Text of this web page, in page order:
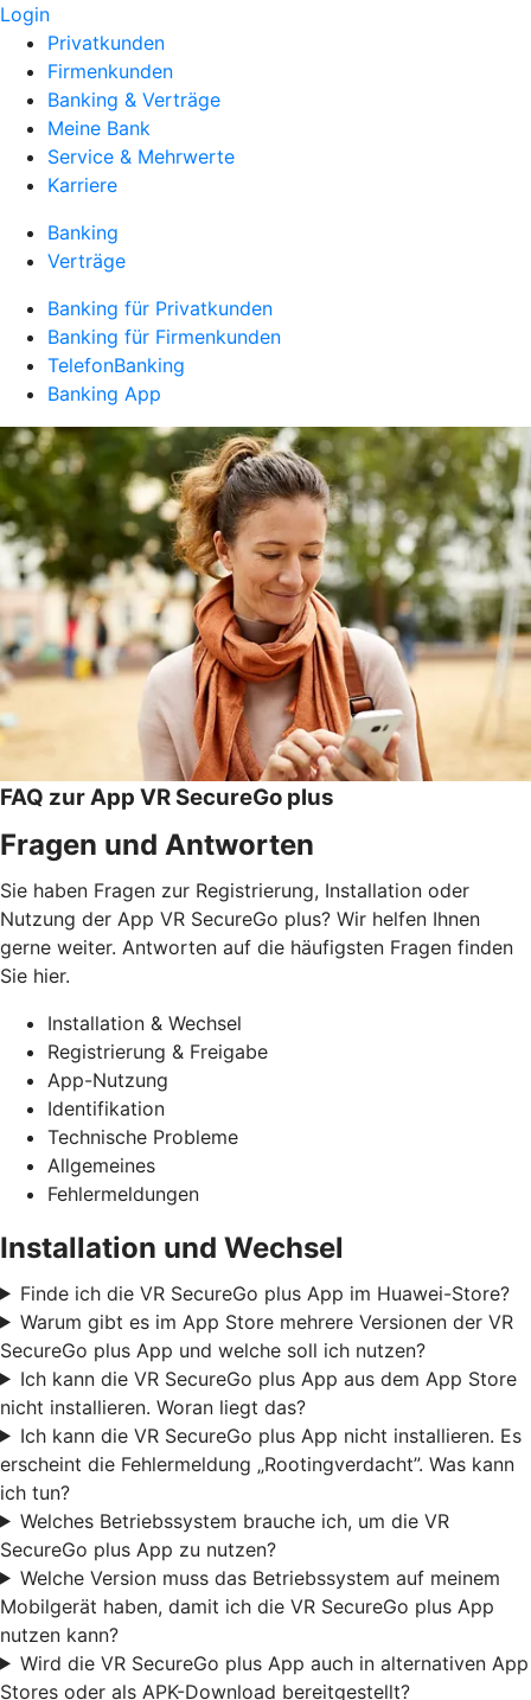
Login
Privatkunden
Firmenkunden
Banking & Verträge
Meine Bank
Service & Mehrwerte
Karriere
Banking
Verträge
Banking für Privatkunden
Banking für Firmenkunden
TelefonBanking
Banking App
FAQ zur App VR SecureGo plus
Fragen und Antworten
Sie haben Fragen zur Registrierung, Installation oder
Nutzung der App VR SecureGo plus? Wir helfen Ihnen
gerne weiter. Antworten auf die häufigsten Fragen finden
Sie hier.
Installation & Wechsel
Registrierung & Freigabe
App-Nutzung
Identifikation
Technische Probleme
Allgemeines
Fehlermeldungen
Installation und Wechsel
Finde ich die VR SecureGo plus App im Huawei-Store?
Warum gibt es im App Store mehrere Versionen der VR
SecureGo plus App und welche soll ich nutzen?
Ich kann die VR SecureGo plus App aus dem App Store
nicht installieren. Woran liegt das?
Ich kann die VR SecureGo plus App nicht installieren. Es
erscheint die Fehlermeldung „Rootingverdacht”. Was kann
ich tun?
Welches Betriebssystem brauche ich, um die VR
SecureGo plus App zu nutzen?
Welche Version muss das Betriebssystem auf meinem
Mobilgerät haben, damit ich die VR SecureGo plus App
nutzen kann?
Wird die VR SecureGo plus App auch in alternativen App
Stores oder als APK-Download bereitgestellt?